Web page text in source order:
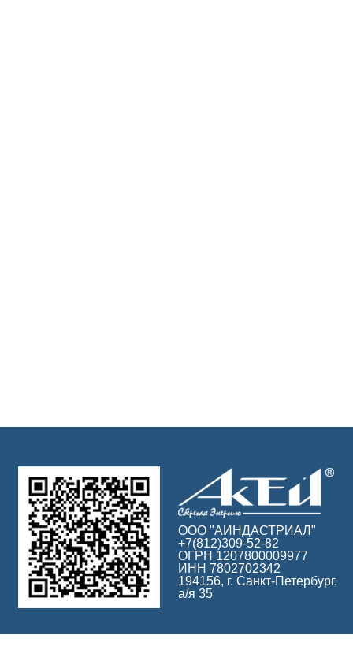
ООО "АИНДАСТРИАЛ"
+7(812)309-52-82
ОГРН 1207800009977
ИНН 7802702342
194156, г. Санкт-Петербург,
а/я 35